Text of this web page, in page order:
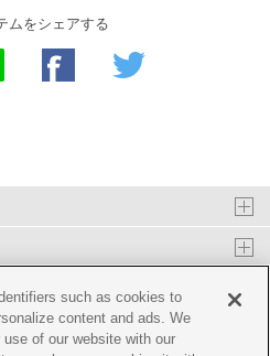
ムをシェアする
such as cookies to
content and ads. We
of our website with our